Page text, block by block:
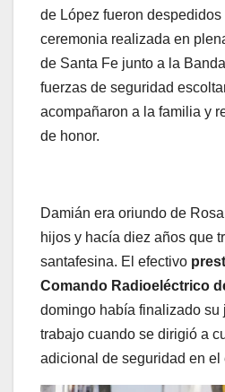
de López fueron
ceremonia realizada en
de Santa Fe junto a la
fuerzas de seguridad
acompañaron a la familia y
de honor.
Damián era oriundo de
hijos y hacía diez años que
santafesina. El efectivo
Comando Radioeléctrico
domingo había finalizado su
trabajo cuando se dirigió a
adicional de seguridad en el